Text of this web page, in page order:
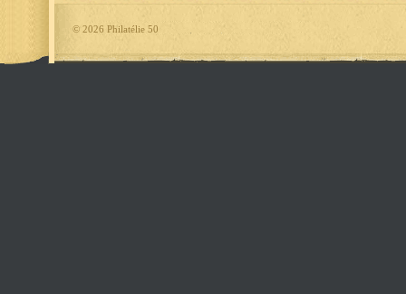
© 2026 Philatélie 50